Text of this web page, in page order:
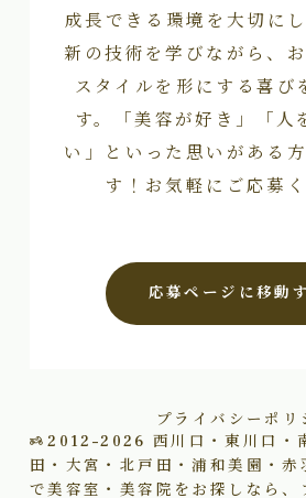
成長できる環境を大切に
新の技術を学びながら、
スタイルを形にする喜び
す。「美容が好き」「人
い」といった思いがある
す！お気軽にご応募く
応募ページに移動
プライバシーポリ
2012–2026 西川口・東川口・
田・大宮・北戸田・浦和美園・赤
で美容室・美容院をお探しなら、